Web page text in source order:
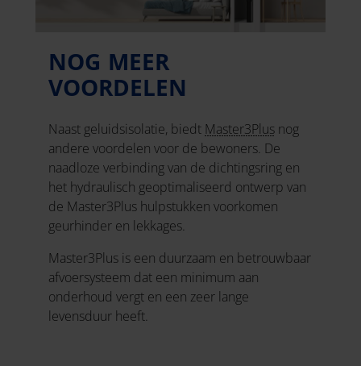
NOG MEER
VOORDELEN
Naast geluidsisolatie, biedt Master3Plus nog
andere voordelen voor de bewoners. De
naadloze verbinding van de dichtingsring en
het hydraulisch geoptimaliseerd ontwerp van
de Master3Plus hulpstukken voorkomen
geurhinder en lekkages.
Master3Plus is een duurzaam en betrouwbaar
afvoersysteem dat een minimum aan
onderhoud vergt en een zeer lange
levensduur heeft.